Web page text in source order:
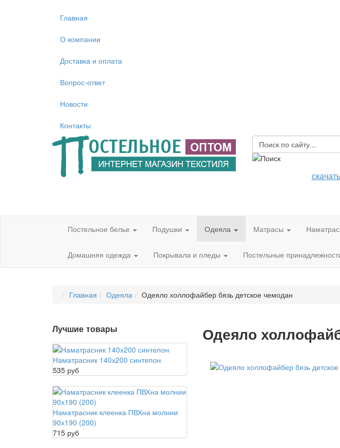
Главная
О компании
Доставка и оплата
Вопрос-ответ
Новости
Контакты
Постельное белье Подушки Одеяла Матрасы
Домашняя одежда Покрывала и пледы Постельные
Главная Одеяла Одеяло холлофайбер бязь детское чемодан
Одеяло
Лучшие товары
Наматрасник 140х200 синтепон
535 руб
Наматрасник клеенка ПВХна молнии
90х190 (200)
715 руб